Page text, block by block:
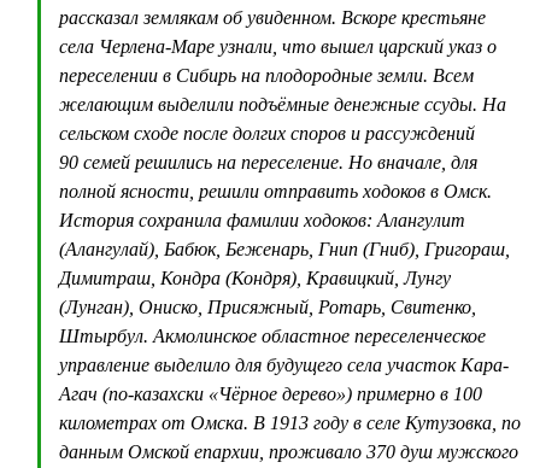
рассказал землякам об увиденном. Вскоре крестьяне
села Черлена-Маре узнали, что вышел царский указ о
переселении в Сибирь на плодородные земли. Всем
желающим выделили подъёмные денежные ссуды. На
сельском сходе после долгих споров и рассуждений
90 семей решились на переселение. Но вначале, для
полной ясности, решили отправить ходоков в Омск.
История сохранила фамилии ходоков: Алангулит
(Алангулай), Бабюк, Беженарь, Гнип (Гниб), Григораш,
Димитраш, Кондра (Кондря), Кравицкий, Лунгу
(Лунган), Ониско, Присяжный, Ротарь, Свитенко,
Штырбул. Акмолинское областное переселенческое
управление выделило для будущего села участок Кара-
Агач (по-казахски «Чёрное дерево») примерно в 100
километрах от Омска. В 1913 году в селе Кутузовка, по
данным Омской епархии, проживало 370 душ мужского